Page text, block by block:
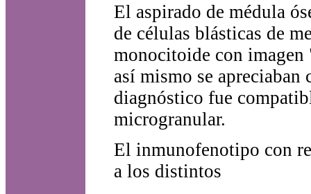
El aspirado de médula
de células blásticas de
monocitoide con
así mismo se
diagnóstico fue
microgranular.
El inmunofenotipo con
a los distintos